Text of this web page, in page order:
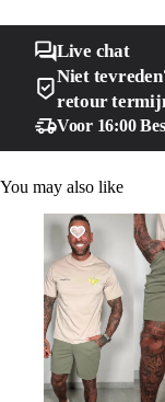
Live chat
Niet
retour
Voor 16:00
You may also like